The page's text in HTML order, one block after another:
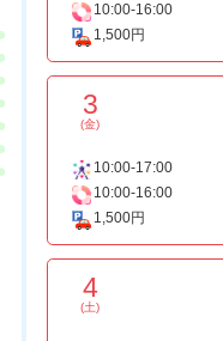
10:00-16:00
1,500円
3
(金)
10:00-17:00
10:00-16:00
1,500円
4
(土)